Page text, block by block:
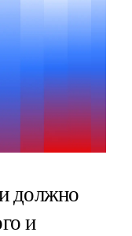
и должно
и